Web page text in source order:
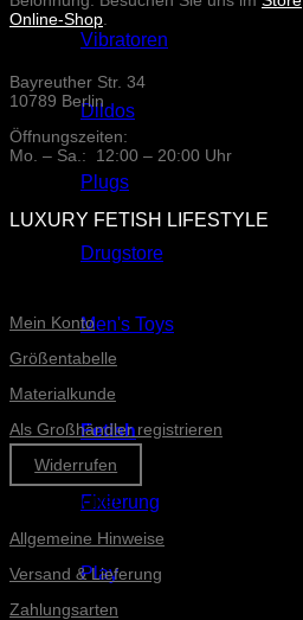
Vibratoren
Dildos
Plugs
Drugstore
Men's Toys
Fetish
Fixierung
Play
Online-Shop
Bayreuther Str. 34
10789 Berlin
Öffnungszeiten:
Mo. – Sa.: 12:00 – 20:00 Uhr
LUXURY FETISH LIFESTYLE
Mein Konto
Größentabelle
Materialkunde
Als Großhändler registrieren
Widerrufen
Informationen
Allgemeine Hinweise
Versand & Lieferung
Zahlungsarten